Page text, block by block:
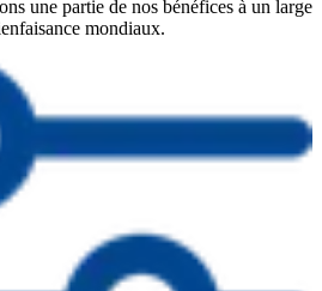
une partie de nos bénéfices à un large
mondiaux.